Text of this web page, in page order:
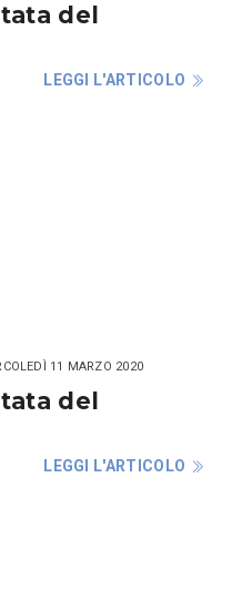
del
LEGGI L'ARTICOLO
11 MARZO 2020
del
LEGGI L'ARTICOLO